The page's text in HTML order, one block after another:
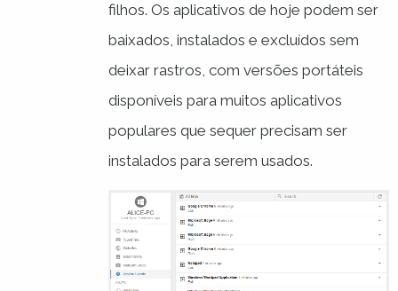
filhos. Os aplicativos de hoje podem ser
baixados, instalados e excluídos sem
deixar rastros, com versões portáteis
disponíveis para muitos aplicativos
populares que sequer precisam ser
instalados para serem usados.